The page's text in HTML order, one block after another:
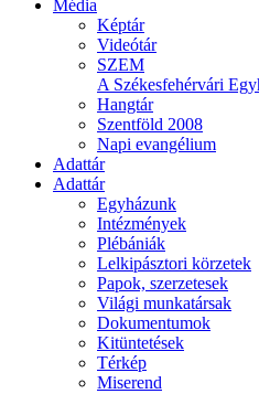
Média
Képtár
Videótár
SZEM
A Székesfehérvári
Hangtár
Szentföld 2008
Napi evangélium
Adattár
Adattár
Egyházunk
Intézmények
Plébániák
Lelkipásztori körzetek
Papok, szerzetesek
Világi munkatársak
Dokumentumok
Kitüntetések
Térkép
Miserend